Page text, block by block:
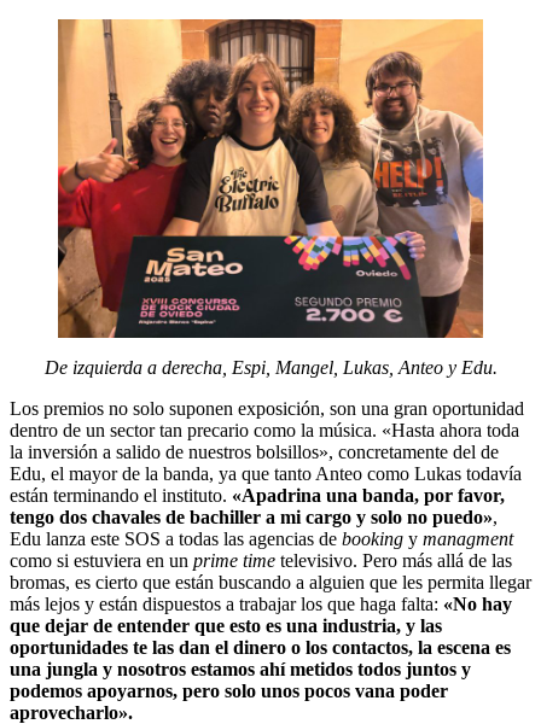
De izquierda a derecha, Espi, Mangel, Lukas, Anteo y Edu.
Los premios no solo suponen exposición, son una gran oportunidad
dentro de un sector tan precario como la música. «Hasta ahora toda
la inversión a salido de nuestros bolsillos», concretamente del de
Edu, el mayor de la banda, ya que tanto Anteo como Lukas todavía
están terminando el instituto. «Apadrina una banda, por favor,
tengo dos chavales de bachiller a mi cargo y solo no puedo»,
Edu lanza este SOS a todas las agencias de booking y managment
como si estuviera en un prime time televisivo. Pero más allá de las
bromas, es cierto que están buscando a alguien que les permita llegar
más lejos y están dispuestos a trabajar los que haga falta: «No hay
que dejar de entender que esto es una industria, y las
oportunidades te las dan el dinero o los contactos, la escena es
una jungla y nosotros estamos ahí metidos todos juntos y
podemos apoyarnos, pero solo unos pocos vana poder
aprovecharlo».